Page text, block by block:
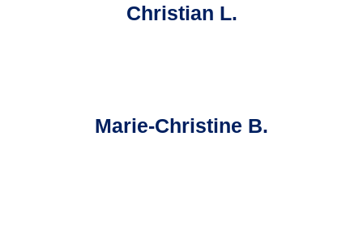
Christian L.
Marie-Christine B.